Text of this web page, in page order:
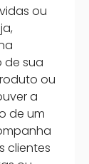
ou
de sua
ou
a
de um
clientes